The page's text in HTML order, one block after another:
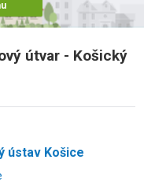
útvar - Košický
ústav Košice